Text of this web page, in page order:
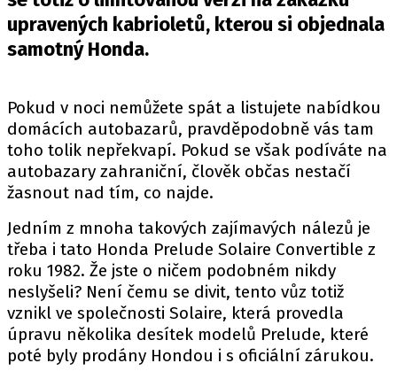
MOTORSPORT
ČEŠI V AKCI
FIA CEZ & POHÁRY
MEZINÁRODNÍ SCÉNA
SLEDUJTE NÁS NA
Máte příběh, fotku nebo video?
Pošlete e-mail na autoroad.cz
ETICKÝ KODEX
upravených kabrioletů, kterou si objednala
samotný Honda.
Pokud v noci nemůžete spát a listujete nabídkou
domácích autobazarů, pravděpodobně vás tam
toho tolik nepřekvapí. Pokud se však podíváte na
autobazary zahraniční, člověk občas nestačí
žasnout nad tím, co najde.
Jedním z mnoha takových zajímavých nálezů je
třeba i tato Honda Prelude Solaire Convertible z
roku 1982. Že jste o ničem podobném nikdy
neslyšeli? Není čemu se divit, tento vůz totiž
vznikl ve společnosti Solaire, která provedla
úpravu několika desítek modelů Prelude, které
poté byly prodány Hondou i s oficiální zárukou.